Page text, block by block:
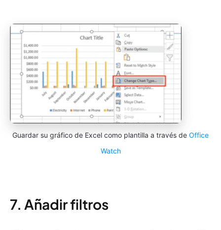
Guardar su gráfico de Excel como plantilla a través de Office
Watch
7. Añadir filtros